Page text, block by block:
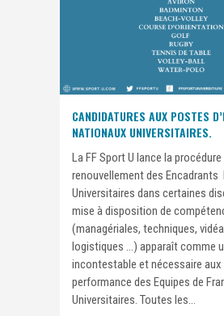
CANDIDATURES AUX POSTES
NATIONAUX UNIVERSITAIRES.
La FF Sport U lance la procédure
renouvellement des Encadrants
Universitaires dans certaines
mise à disposition de
(managériales, techniques,
logistiques …) apparaît comme
incontestable et nécessaire
performance des Equipes de
Universitaires. Toutes les...